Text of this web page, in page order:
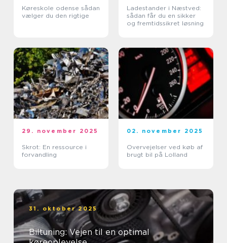
Køreskole odense sådan
vælger du den rigtige
Ladestander i Næstved:
sådan får du en sikker
og fremtidssikret løsning
29. november 2025
Skrot: En ressource i
forvandling
02. november 2025
Overvejelser ved køb af
brugt bil på Lolland
31. oktober 2025
Biltuning: Vejen til en optimal